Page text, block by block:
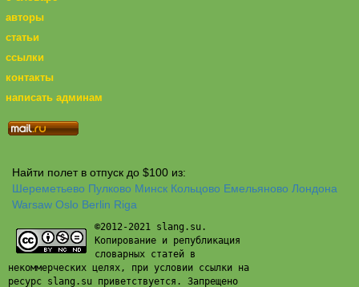
авторы
статьи
ссылки
контакты
написать админам
Найти полет в отпуск до $100 из:
Шереметьево Пулково Минск Кольцово Емельяново Лондона
Warsaw Oslo Berlin Riga
©2012-2021 slang.su.
Копирование и републикация
словарных статей в
некоммерческих целях, при условии ссылки на
ресурс slang.su приветствуется. Запрещено